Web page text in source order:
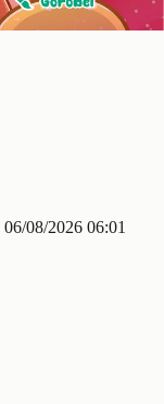
06/08/2026 06:01